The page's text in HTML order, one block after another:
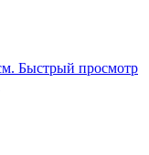
Быстрый просмотр